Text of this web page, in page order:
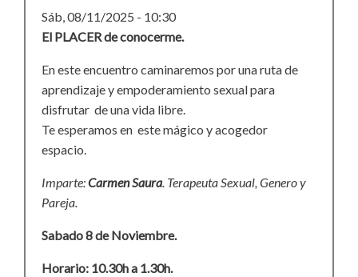
Sáb, 08/11/2025 - 10:30
El PLACER de conocerme.
En este encuentro caminaremos por una ruta de
aprendizaje y empoderamiento sexual para
disfrutar de una vida libre.
Te esperamos en este mágico y acogedor
espacio.
Imparte:Carmen Saura. Terapeuta Sexual, Genero y
Pareja.
Sabado 8 de Noviembre.
Horario: 10.30h a 1.30h.